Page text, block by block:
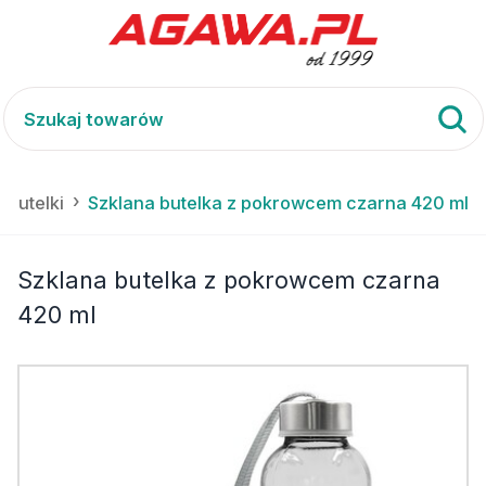
butelki Szklana butelka z pokrowcem czarna 420 ml
Szklana butelka z pokrowcem czarna
420 ml